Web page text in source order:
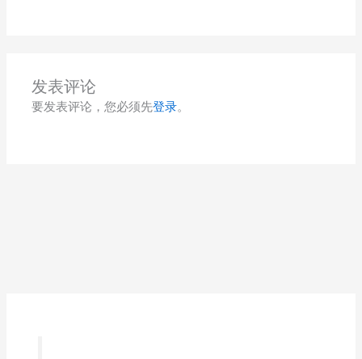
发表评论
要发表评论，您必须先登录。